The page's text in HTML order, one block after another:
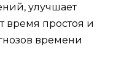
улучшает
время простоя и
времени